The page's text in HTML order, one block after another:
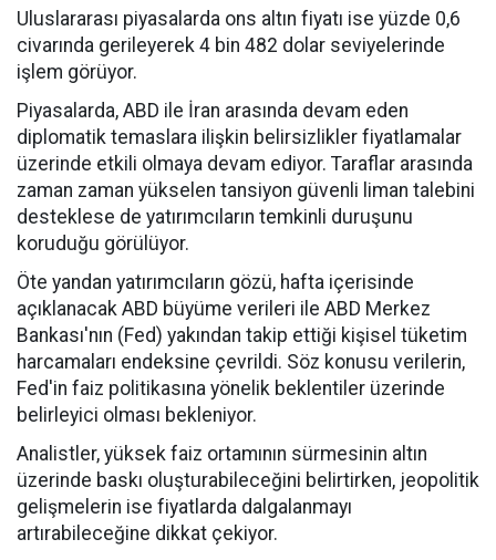
Uluslararası piyasalarda ons altın fiyatı ise yüzde 0,6
civarında gerileyerek 4 bin 482 dolar seviyelerinde
işlem görüyor.
Piyasalarda, ABD ile İran arasında devam eden
diplomatik temaslara ilişkin belirsizlikler fiyatlamalar
üzerinde etkili olmaya devam ediyor. Taraflar arasında
zaman zaman yükselen tansiyon güvenli liman talebini
desteklese de yatırımcıların temkinli duruşunu
koruduğu görülüyor.
Öte yandan yatırımcıların gözü, hafta içerisinde
açıklanacak ABD büyüme verileri ile ABD Merkez
Bankası'nın (Fed) yakından takip ettiği kişisel tüketim
harcamaları endeksine çevrildi. Söz konusu verilerin,
Fed'in faiz politikasına yönelik beklentiler üzerinde
belirleyici olması bekleniyor.
Analistler, yüksek faiz ortamının sürmesinin altın
üzerinde baskı oluşturabileceğini belirtirken, jeopolitik
gelişmelerin ise fiyatlarda dalgalanmayı
artırabileceğine dikkat çekiyor.